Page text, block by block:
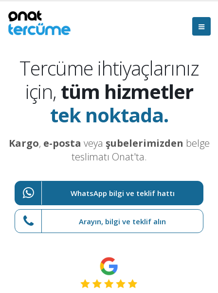
Tercüme ihtiyaçlarınız
için, tüm hizmetler
tek noktada.
Kargo, e-posta veya şubelerimizden belge
teslimatı Onat'ta.
WhatsApp bilgi ve teklif hattı
Arayın, bilgi ve teklif alın